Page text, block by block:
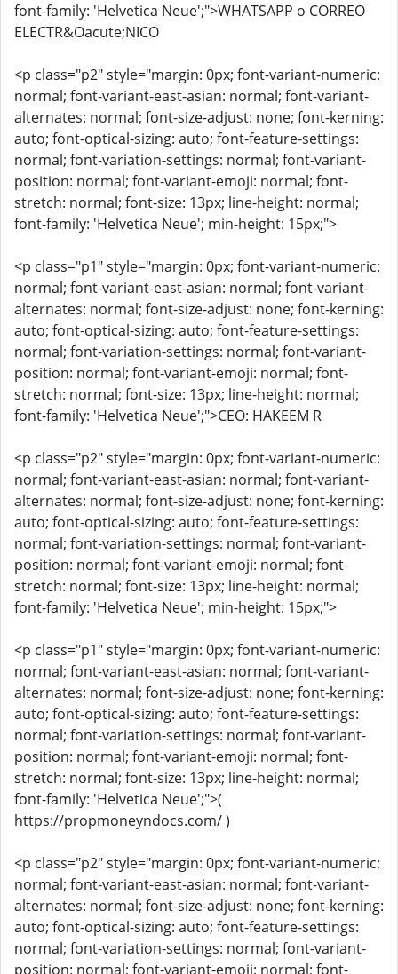
font-family: 'Helvetica Neue';">WHATSAPP o CORREO
ELECTR&Oacute;NICO
<p class="p2" style="margin: 0px; font-variant-numeric:
normal; font-variant-east-asian: normal; font-variant-
alternates: normal; font-size-adjust: none; font-kerning:
auto; font-optical-sizing: auto; font-feature-settings:
normal; font-variation-settings: normal; font-variant-
position: normal; font-variant-emoji: normal; font-
stretch: normal; font-size: 13px; line-height: normal;
font-family: 'Helvetica Neue'; min-height: 15px;">
<p class="p1" style="margin: 0px; font-variant-numeric:
normal; font-variant-east-asian: normal; font-variant-
alternates: normal; font-size-adjust: none; font-kerning:
auto; font-optical-sizing: auto; font-feature-settings:
normal; font-variation-settings: normal; font-variant-
position: normal; font-variant-emoji: normal; font-
stretch: normal; font-size: 13px; line-height: normal;
font-family: 'Helvetica Neue';">CEO: HAKEEM R
<p class="p2" style="margin: 0px; font-variant-numeric:
normal; font-variant-east-asian: normal; font-variant-
alternates: normal; font-size-adjust: none; font-kerning:
auto; font-optical-sizing: auto; font-feature-settings:
normal; font-variation-settings: normal; font-variant-
position: normal; font-variant-emoji: normal; font-
stretch: normal; font-size: 13px; line-height: normal;
font-family: 'Helvetica Neue'; min-height: 15px;">
<p class="p1" style="margin: 0px; font-variant-numeric:
normal; font-variant-east-asian: normal; font-variant-
alternates: normal; font-size-adjust: none; font-kerning:
auto; font-optical-sizing: auto; font-feature-settings:
normal; font-variation-settings: normal; font-variant-
position: normal; font-variant-emoji: normal; font-
stretch: normal; font-size: 13px; line-height: normal;
font-family: 'Helvetica Neue';">(
https://propmoneyndocs.com/ )
<p class="p2" style="margin: 0px; font-variant-numeric:
normal; font-variant-east-asian: normal; font-variant-
alternates: normal; font-size-adjust: none; font-kerning:
auto; font-optical-sizing: auto; font-feature-settings:
normal; font-variation-settings: normal; font-variant-
position: normal; font-variant-emoji: normal; font-